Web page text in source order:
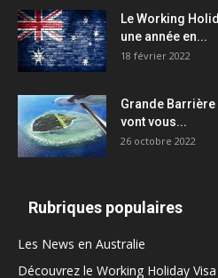
Le Working
une année en...
18 février 2022
Grande
vont vous...
26 octobre 2022
Rubriques populaires
Les News en Australie
Découvrez le Working Holiday Visa